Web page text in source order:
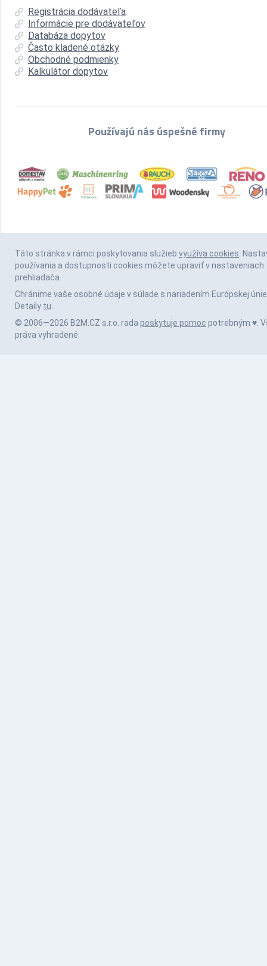
Registrácia dodávateľa
Informácie pre dodávateľov
Databáza dopytov
Často kladené otázky
Obchodné podmienky
Kalkulátor dopytov
Používajú nás úspešné firmy
Táto stránka v rámci poskytovania služieb využíva cookies.
používania a dostupnosti cookies môžete upraviť v nastaveniach
prehliadača.
Chránime vaše osobné údaje v súlade s nariadením Európskej únie
Detaily tu.
© 2006—2026 B2M.CZ s.r.o. rada poskytuje pomoc potrebným ♥️.
práva vyhradené.